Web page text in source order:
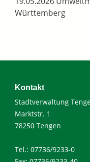
Württemberg
Kontakt
Stadtverwaltung
Marktstr. 1
78250 Tengen
Tel.: 07736/9233-0